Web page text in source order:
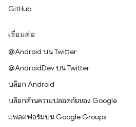
GitHub
เชื่อมต่อ
@Android บน Twitter
@AndroidDev บน Twitter
บล็อก Android
บล็อกด้านความปลอดภัยของ Google
แพลตฟอร์มบน Google Groups